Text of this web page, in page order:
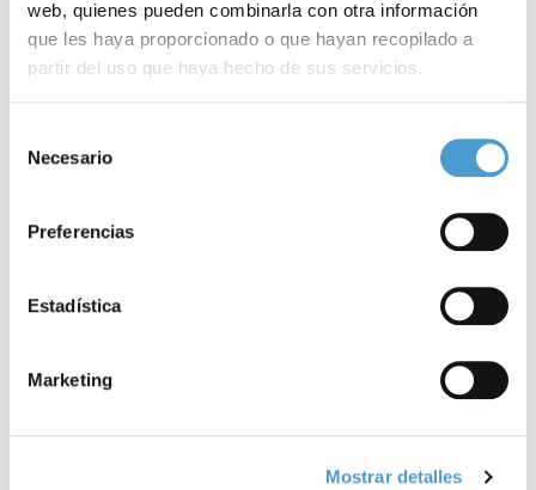
web, quienes pueden combinarla con otra información
que les haya proporcionado o que hayan recopilado a
partir del uso que haya hecho de sus servicios.
de cookies
Necesario
Preferencias
Estadística
Marketing
Mostrar detalles
interesados en el Paseo Rosales y la Administración de Loterías
los días 4 y 5 de octubre, de 12:30 a 15 y de 17 a 21:30 horas.
Noticias
relacionadas